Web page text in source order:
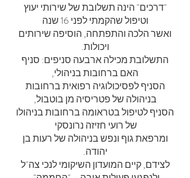
"דרכים" הינה תשלובת של שירותי יעוץ
וטיפול שהקמתי לפני 16 שנה
ואשר הלכה והתפתחה, הוסיפה שירותים
ויכולות.
התשלובת מכילה ארבעה סניפים: סניף
האם ברחובות בניהולי,
הסניף לפסיכולוגיה רפואית ברחובות
בניהולה של פטריסיה מן בוטבול,
הסניף לטיפול בטראומה ברחובות בניהולו
של רועי חזיזה נרונסקי
ומרפאת גוף ונפש בניהולה של רעות בן
יהודה.
לצידם, קיים המועדון השיקומי לנכי צה"ל